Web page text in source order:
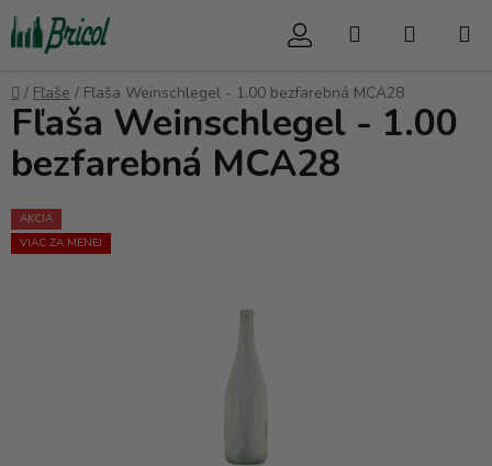
Prejsť
na
obsah
Hľadať
Domov
/ Fľaše / Fľaša Weinschlegel - 1.00 bezfarebná MCA28
Fľaša Weinschlegel - 1.00
bezfarebná MCA28
AKCIA
VIAC ZA MENEJ